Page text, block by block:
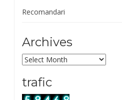
Recomandari
Archives
Archives
trafic